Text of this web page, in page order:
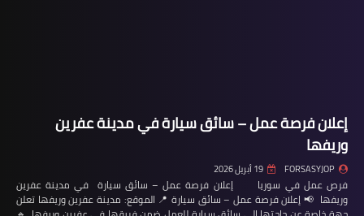
إعلان فرصة عمل – سائق سيارة في مدينة عفرين
وريفها
FORSASYJOP 19 أبريل 2026
فرص عمل في سوريا إعلان فرصة عمل – سائق سيارة في مدينة عفرين
وريفها 📢 إعلان فرصة عمل – سائق سيارة 📍 الموقع: مدينة عفرين وريفها تعلن